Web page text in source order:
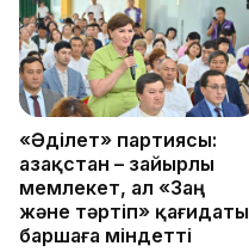
«Әділет» партиясы:
Қазақстан – зайырлы
мемлекет, ал «Заң
және тәртіп» қағидаты
баршаға міндетті